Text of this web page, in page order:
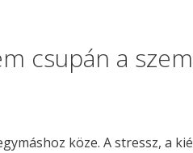
csupán a
köze. A stressz, a